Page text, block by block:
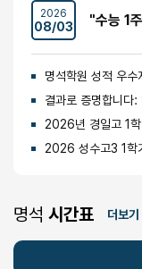
2026
08/03
명석 시간표 더보기